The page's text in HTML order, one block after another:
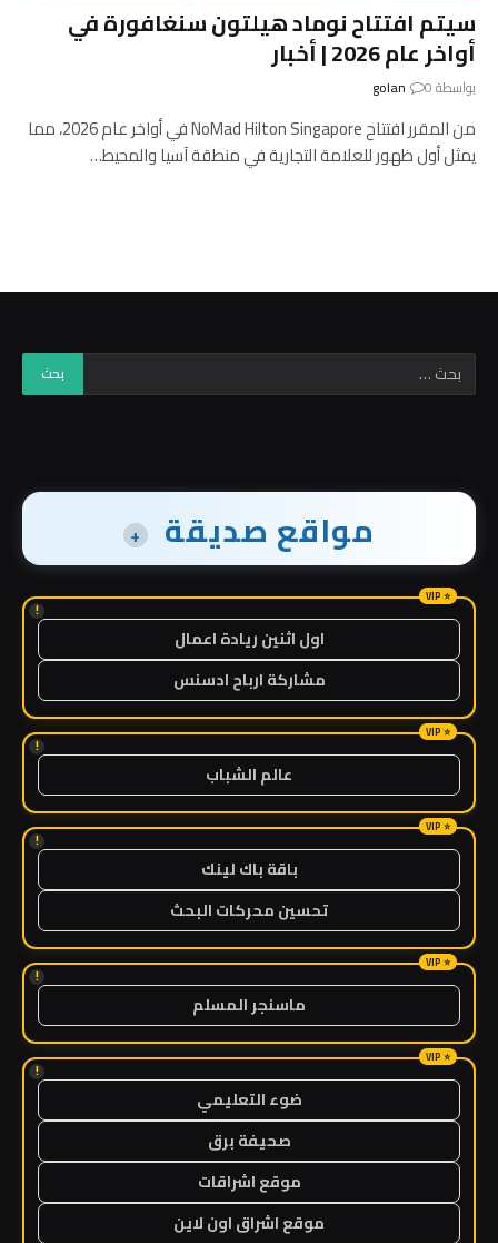
سيتم افتتاح نوماد هيلتون سنغافورة في
أواخر عام 2026 | أخبار
بواسطة golan 0
من المقرر افتتاح NoMad Hilton Singapore في أواخر عام 2026، مما
يمثل أول ظهور للعلامة التجارية في منطقة آسيا والمحيط…
مواقع صديقة +
!
اول اثنين ريادة اعمال
مشاركة ارباح ادسنس
!
عالم الشباب
!
باقة باك لينك
تحسين محركات البحث
!
ماسنجر المسلم
!
ضوء التعليمي
صحيفة برق
موقع اشراقات
موقع اشراق اون لاين